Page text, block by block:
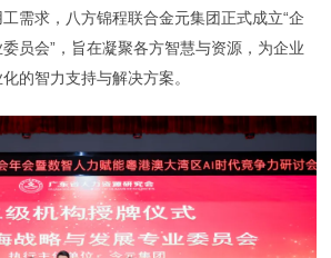
需求，八方锦程联合金元集团正式成立“企
员会”，旨在凝聚各方智慧与资源，为企业
的智力支持与解决方案。